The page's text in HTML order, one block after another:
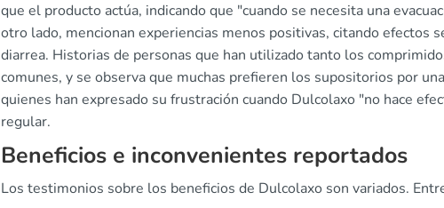
que el producto actúa, indicando que "cuando se necesita una
otro lado, mencionan experiencias menos positivas, citando efectos
diarrea. Historias de personas que han utilizado tanto los
comunes, y se observa que muchas prefieren los supositorios por
quienes han expresado su frustración cuando Dulcolaxo "no hace
regular.
Beneficios e inconvenientes reportados
Los testimonios sobre los beneficios de Dulcolaxo son variados.